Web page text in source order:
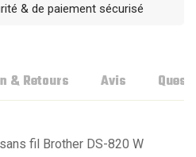
& de paiement sécurisé
& Retours Avis
fil Brother DS-820 W